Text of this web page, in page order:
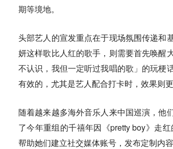
期等境地。
头部艺人的宣发重点在于现场氛围传递和
妍这样歌比人红的歌手，则需要首先唤醒
不认识，我但一定听过我唱的歌」的玩梗
有效的，尤其是艺人配合打卡时，效果则更
随着越来越多海外音乐人来中国巡演，他
了今年重组的千禧年因《pretty boy》走
帮助她们建立社交媒体账号，发布定制内